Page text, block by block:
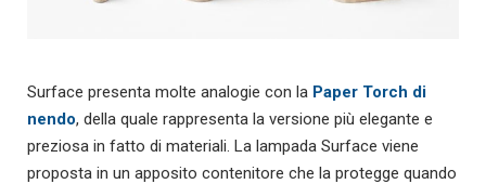
Surface presenta molte analogie con la Paper Torch di
nendo, della quale rappresenta la versione più elegante e
preziosa in fatto di materiali. La lampada Surface viene
proposta in un apposito contenitore che la protegge quando